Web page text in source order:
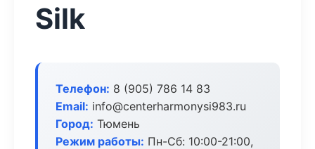
Silk
Телефон: 8 (905) 786 14 83
Email: info@centerharmonysi983.ru
Город: Тюмень
Режим работы: Пн-Сб: 10:00-21:00,